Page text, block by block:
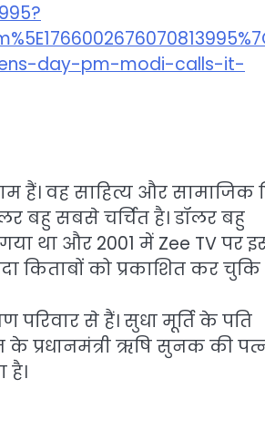
day-pm-modi-calls-it-
हैं। वह साहित्य और सामाजिक
बहु सबसे चर्चित है। डॉलर बहु
था और 2001 में Zee TV पर
किताबों को प्रकाशित कर चुकि
से हैं। सुधा मूर्ति के पति
के प्रधानमंत्री ऋषि सुनक की
है।